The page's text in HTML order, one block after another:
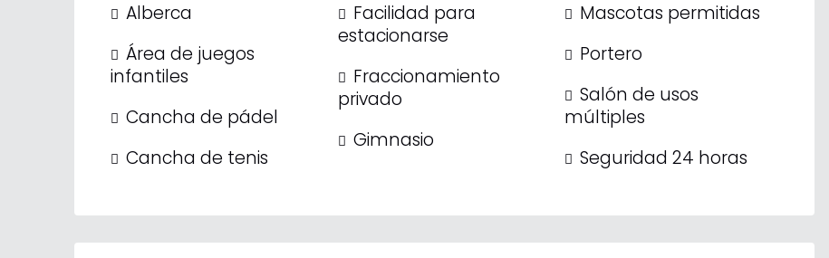
Alberca
Área de juegos
infantiles
Cancha de pádel
Cancha de tenis
Facilidad para
estacionarse
Fraccionamiento
privado
Gimnasio
Mascotas permitidas
Portero
Salón de usos
múltiples
Seguridad 24 horas